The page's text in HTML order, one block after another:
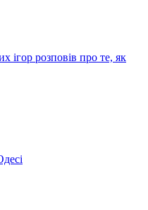
ігор розповів про те, як